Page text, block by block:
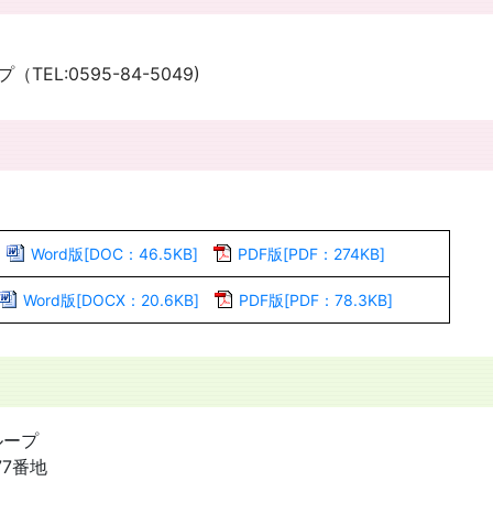
（TEL:0595-84-5049)
Word版[DOC：46.5KB] PDF版[PDF：274KB]
Word版[DOCX：20.6KB] PDF版[PDF：78.3KB]
プ
番地